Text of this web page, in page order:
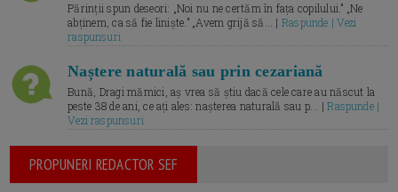
Părinții spun deseori: „Noi nu ne certăm în fața copilului.” „Ne
abținem, ca să fie liniște.” „Avem grijă să... | Raspunde | Vezi
raspunsuri
Naștere naturală sau prin cezariană
Bună, Dragi mămici, aș vrea să știu dacă cele care au născut la
peste 38 de ani, ce ați ales: nașterea naturală sau p... |Raspunde |
Vezi raspunsuri
PROPUNERI REDACTOR SEF